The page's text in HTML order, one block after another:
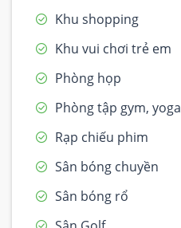
Khu shopping
Khu vui chơi trẻ em
Phòng họp
Phòng tập gym, yoga
Rạp chiếu phim
Sân bóng chuyền
Sân bóng rổ